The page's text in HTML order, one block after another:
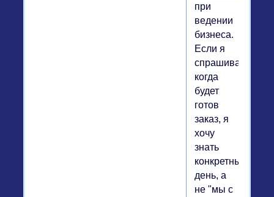
при
ведении
бизнеса.
Если я
спрашиваю,
когда
будет
готов
заказ, я
хочу
знать
конкретный
день, а
не "мы с